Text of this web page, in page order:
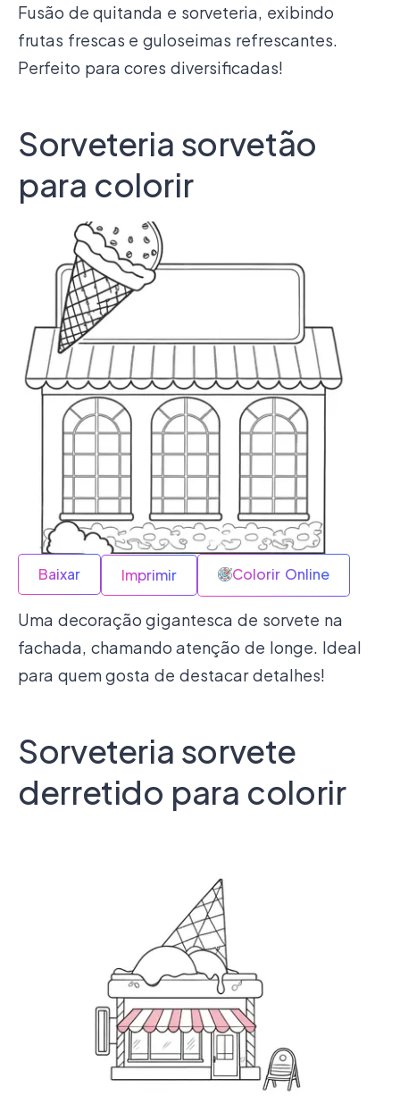
Fusão de quitanda e sorveteria, exibindo
frutas frescas e guloseimas refrescantes.
Perfeito para cores diversificadas!
Sorveteria sorvetão
para colorir
Baixar Imprimir Colorir Online
Uma decoração gigantesca de sorvete na
fachada, chamando atenção de longe. Ideal
para quem gosta de destacar detalhes!
Sorveteria sorvete
derretido para colorir